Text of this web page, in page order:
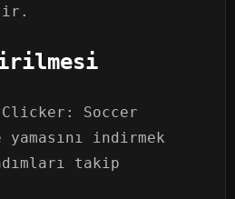
Clicker: Soccer
indirmek
takip